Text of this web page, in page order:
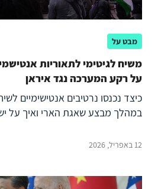
באופן מספק. מטרתו של מסמך
על מגוון הכשלים מתוך רצון לתקן,
ההחלטות שורת צעדים מעשיים
מבט על
משיח לגיטימי לתאוריות
על רקע המערכה נגד איראן
כיצד נכנסו נרטיבים אנטישימיים
במהלך מבצע שאגת הארי ואיך על
12 באפריל, 2026